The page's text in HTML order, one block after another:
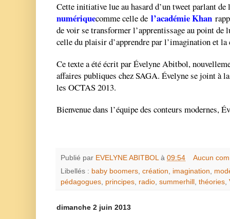
Cette initiative lue au hasard d’un tweet parlant
numériquecomme celle de l’académie Khan
de voir se transformer l’apprentissage au point de
celle du plaisir d’apprendre par l’imagination et
Ce texte a été écrit par Évelyne Abitbol,
affaires publiques chez SAGA. Évelyne se joint à
les OCTAS 2013.
Bienvenue dans l’équipe des conteurs modernes,
Publié par EVELYNE ABITBOL à 09:54
Aucun
Libellés : baby boomers, création, imagination,
pédagogues, principes, radio, summerhill , théories,
dimanche 2 juin 2013